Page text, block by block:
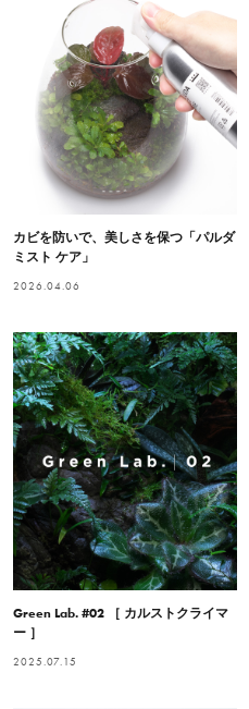
カビを防いで、美しさを保つ「パルダ
ミスト ケア」
2026.04.06
Green Lab. #02 ［ カルストクライマ
ー ］
2025.07.15